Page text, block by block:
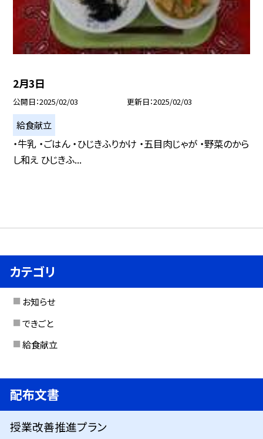
2月3日
公開日 2025/02/03 更新日 2025/02/03
給食献立
・牛乳 ・ごはん ・ひじきふりかけ ・五目肉じゃが ・野菜のから
し和え ひじきふ...
カテゴリ
お知らせ
できごと
給食献立
配布文書
授業改善推進プラン